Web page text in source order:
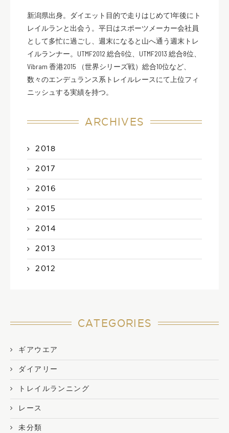
新潟県出身。ダイエット目的で走りはじめて1年後にト
レイルランと出会う。平日はスポーツメーカー会社員
として多忙に過ごし、週末になると山へ通う週末トレ
イルランナー。UTMF2012 総合6位、UTMF2013 総合8位、
Vibram 香港2015 （世界シリーズ戦）総合10位など、
数々のエンデュランス系トレイルレースにて上位フィ
ニッシュする実績を持つ。
ARCHIVES
2018
2017
2016
2015
2014
2013
2012
CATEGORIES
ギアウエア
ダイアリー
トレイルランニング
レース
未分類